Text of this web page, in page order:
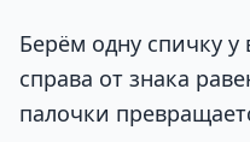
Берём одну спичку у
справа от знака
палочки